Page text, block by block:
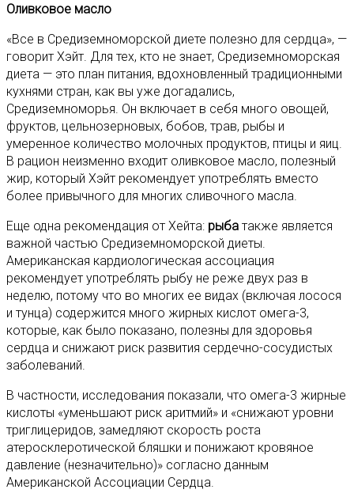
Оливковое масло
«Все в Средиземноморской диете полезно для сердца», —
говорит Хэйт. Для тех, кто не знает, Средиземноморская
диета — это план питания, вдохновленный традиционными
кухнями стран, как вы уже догадались,
Средиземноморья. Он включает в себя много овощей,
фруктов, цельнозерновых, бобов, трав, рыбы и
умеренное количество молочных продуктов, птицы и яиц.
В рацион неизменно входит оливковое масло, полезный
жир, который Хэйт рекомендует употреблять вместо
более привычного для многих сливочного масла.
Еще одна рекомендация от Хейта: рыба также является
важной частью Средиземноморской диеты.
Американская кардиологическая ассоциация
рекомендует употреблять рыбу не реже двух раз в
неделю, потому что во многих ее видах (включая лосося
и тунца) содержится много жирных кислот омега-3,
которые, как было показано, полезны для здоровья
сердца и снижают риск развития сердечно-сосудистых
заболеваний.
В частности, исследования показали, что омега-3 жирные
кислоты «уменьшают риск аритмий» и «снижают уровни
триглицеридов, замедляют скорость роста
атеросклеротической бляшки и понижают кровяное
давление (незначительно)» согласно данным
Американской Ассоциации Сердца.